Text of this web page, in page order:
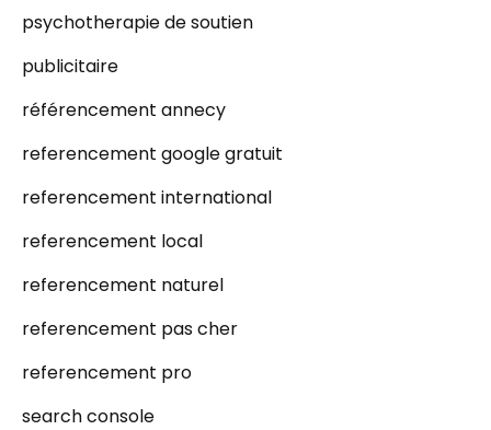
psychotherapie de soutien
publicitaire
référencement annecy
referencement google gratuit
referencement international
referencement local
referencement naturel
referencement pas cher
referencement pro
search console